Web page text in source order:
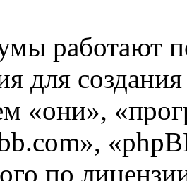
работают
для
«они»,
по